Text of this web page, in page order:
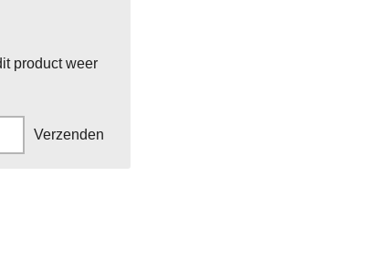
product weer
Verzenden